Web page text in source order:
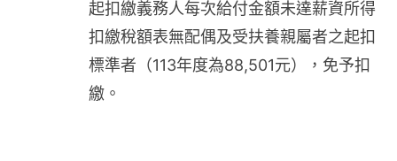
起扣繳義務人每次給付金額未達薪資所得
扣繳稅額表無配偶及受扶養親屬者之起扣
標準者（113年度為88,501元），免予扣
繳。